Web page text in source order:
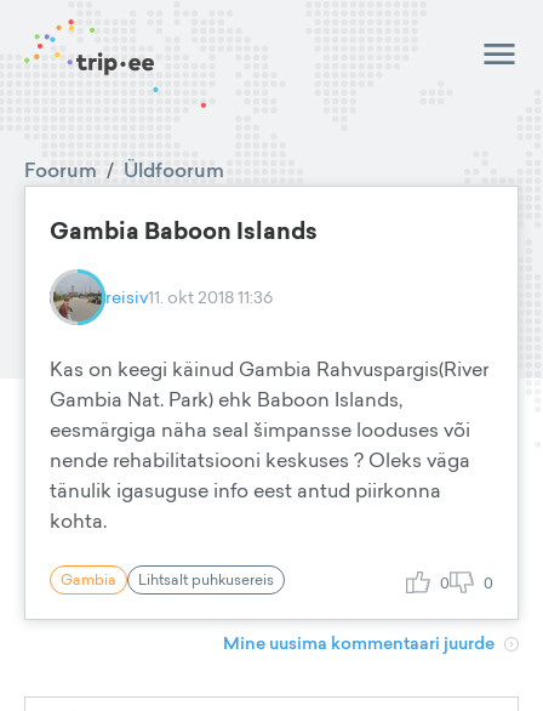
Foorum / Üldfoorum
Gambia Baboon Islands
reisiv11. okt 2018 11:36
Kas on keegi käinud Gambia Rahvuspargis(River
Gambia Nat. Park) ehk Baboon Islands,
eesmärgiga näha seal šimpansse looduses või
nende rehabilitatsiooni keskuses ? Oleks väga
tänulik igasuguse info eest antud piirkonna
kohta.
Gambia Lihtsalt puhkusereis 0 0
Mine uusima kommentaari juurde